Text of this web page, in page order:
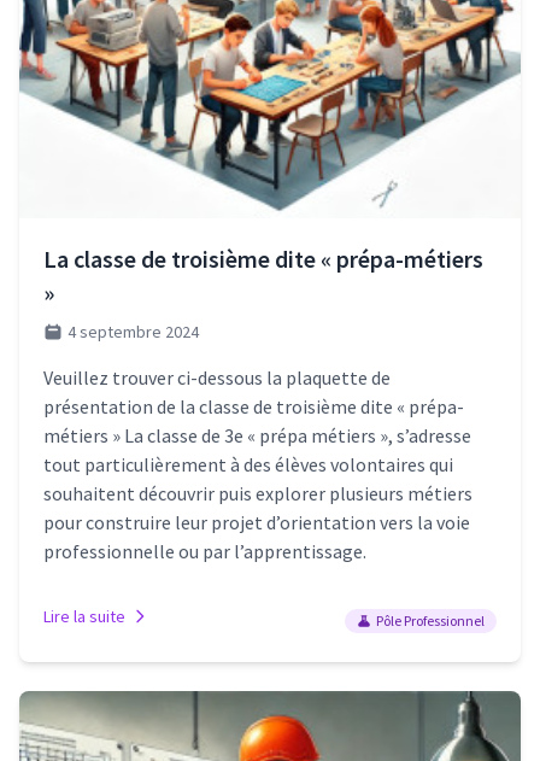
La classe de troisième dite « prépa-métiers
»
4 septembre 2024
Veuillez trouver ci-dessous la plaquette de
présentation de la classe de troisième dite « prépa-
métiers » La classe de 3e « prépa métiers », s’adresse
tout particulièrement à des élèves volontaires qui
souhaitent découvrir puis explorer plusieurs métiers
pour construire leur projet d’orientation vers la voie
professionnelle ou par l’apprentissage.
Lire la suite Pôle Professionnel